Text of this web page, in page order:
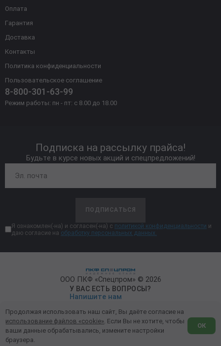
Оплата
Гарантия
Доставка
Контакты
Политика конфиденциальности
Пользовательское соглашение
8-800-301-63-99
Режим работы: пн - пт: с 8.00 до 18.00
Подписка на рассылку прайса!
Будьте в курсе новых акций и спецпредложений!
ПОДПИСАТЬСЯ
Я ознакомлен(-на) и согласен(-на) с политикой конфиденциальности и
даю согласие на обработку персональных данных.
ООО ПКФ «Спецпром» © 2026
У ВАС ЕСТЬ ВОПРОСЫ?
Напишите нам
Политика конфиденциальности
Обработка персональных данных
Продолжая использовать наш сайт, Вы даёте согласие на
использование файлов «cookie» . Если Вы не хотите, чтобы
ваши данные обрабатывались, измените настройки
браузера.
ОК